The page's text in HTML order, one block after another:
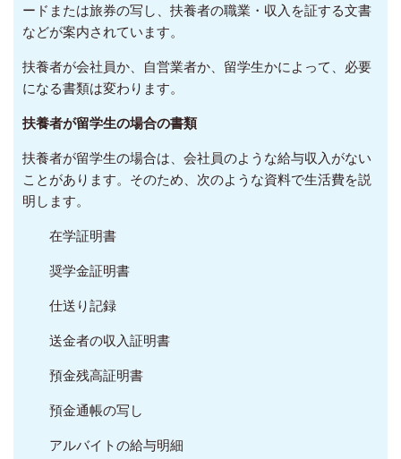
ードまたは旅券の写し、扶養者の職業・収入を証する文書
などが案内されています。
扶養者が会社員か、自営業者か、留学生かによって、必要
になる書類は変わります。
扶養者が留学生の場合の書類
扶養者が留学生の場合は、会社員のような給与収入がない
ことがあります。そのため、次のような資料で生活費を説
明します。
在学証明書
奨学金証明書
仕送り記録
送金者の収入証明書
預金残高証明書
預金通帳の写し
アルバイトの給与明細